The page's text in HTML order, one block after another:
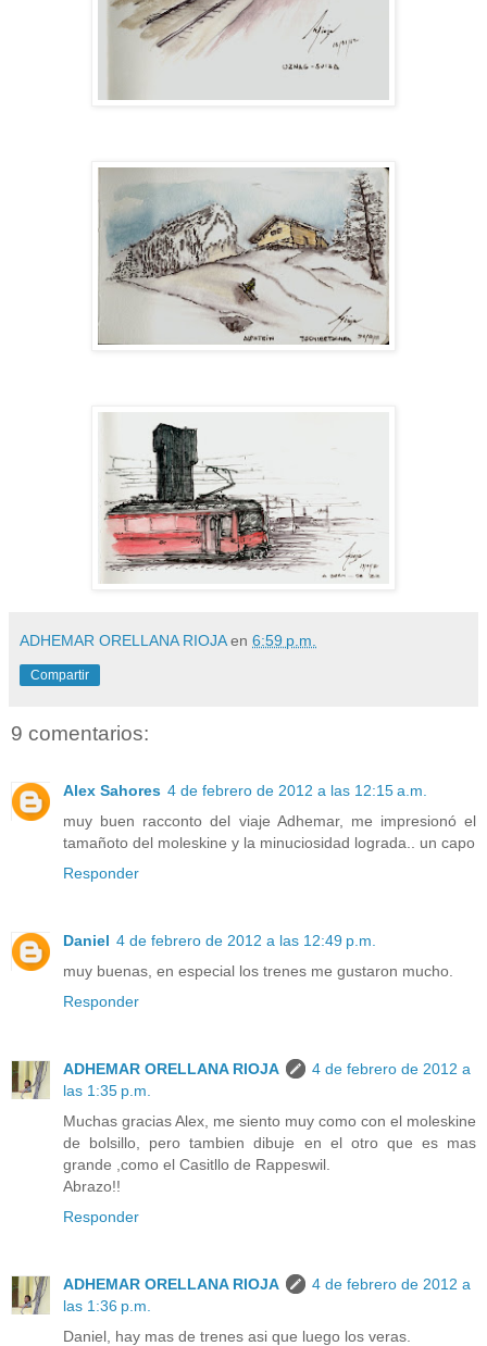
ADHEMAR ORELLANA RIOJA en 6:59 p.m.
Compartir
9 comentarios:
Alex Sahores 4 de febrero de 2012 a las 12:15 a.m.
muy buen racconto del viaje Adhemar, me impresionó el
tamañoto del moleskine y la minuciosidad lograda.. un capo
Responder
Daniel 4 de febrero de 2012 a las 12:49 p.m.
muy buenas, en especial los trenes me gustaron mucho.
Responder
ADHEMAR ORELLANA RIOJA
4 de febrero de 2012 a
las 1:35 p.m.
Muchas gracias Alex, me siento muy como con el moleskine
de bolsillo, pero tambien dibuje en el otro que es mas
grande ,como el Casitllo de Rappeswil.
Abrazo!!
Responder
ADHEMAR ORELLANA RIOJA
4 de febrero de 2012 a
las 1:36 p.m.
Daniel, hay mas de trenes asi que luego los veras.